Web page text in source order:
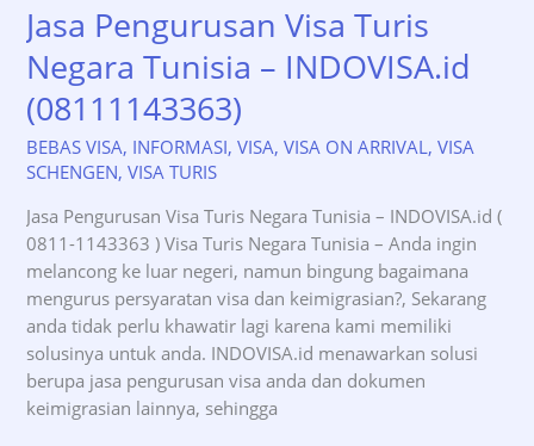
INDOVISA.id
(0811-
114-
3363)
Jasa Pengurusan Visa Turis
Negara Tunisia – INDOVISA.id
(08111143363)
BEBAS VISA, INFORMASI,VISA,VISA ON ARRIVAL,VISA
SCHENGEN,VISA TURIS
Jasa Pengurusan Visa Turis Negara Tunisia – INDOVISA.id (
0811-1143363 ) Visa Turis Negara Tunisia – Anda ingin
melancong ke luar negeri, namun bingung bagaimana
mengurus persyaratan visa dan keimigrasian?, Sekarang
anda tidak perlu khawatir lagi karena kami memiliki
solusinya untuk anda. INDOVISA.id menawarkan solusi
berupa jasa pengurusan visa anda dan dokumen
keimigrasian lainnya, sehingga